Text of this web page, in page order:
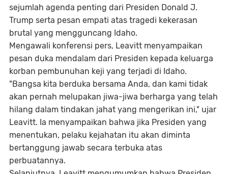
sejumlah agenda penting dari Presiden Donald J.
Trump serta pesan empati atas tragedi kekerasan
brutal yang mengguncang Idaho.
Mengawali konferensi pers, Leavitt menyampaikan
pesan duka mendalam dari Presiden kepada keluarga
korban pembunuhan keji yang terjadi di Idaho.
"Bangsa kita berduka bersama Anda, dan kami tidak
akan pernah melupakan jiwa-jiwa berharga yang telah
hilang dalam tindakan jahat yang mengerikan ini," ujar
Leavitt. Ia menyampaikan bahwa jika Presiden yang
menentukan, pelaku kejahatan itu akan diminta
bertanggung jawab secara terbuka atas
perbuatannya.